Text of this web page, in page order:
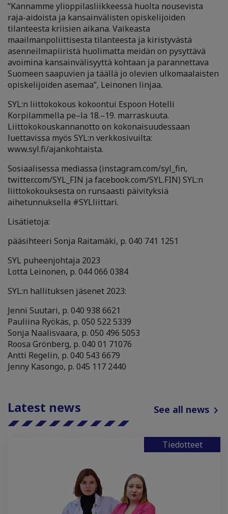
”Kannamme ylioppilasliikkeessä huolta nousevista
raja-aidoista ja kansainvälisten opiskelijoiden
tilanteesta kriisien aikana. Vaikeasta
maailmanpoliittisesta tilanteesta ja kiristyvästä
asenneilmapiiristä huolimatta meidän on pysyttävä
avoimina kansainvälisyyttä kohtaan ja parannettava
Suomeen saapuvien ja täällä jo olevien ulkomaalaisten
opiskelijoiden asemaa”, Leinonen linjaa.
SYL:n liittokokous kokoontui Espoon Hotelli
Korpilammella pe–la 18.–19. marraskuuta.
Liittokokouskannanotto on kokonaisuudessaan
luettavissa myös SYL:n verkkosivuilta:
www.syl.fi/ajankohtaista.
Sosiaalisessa mediassa (instagram.com/syl_fin,
twitter.com/SYL_FIN ja facebook.com/SYL.FIN) SYL:n
liittokokouksesta on runsaasti päivityksiä
aihetunnuksella #SYLliittari.
Lisätietoja:
pääsihteeri Sonja Raitamäki, p. 040 741 1251
SYL puheenjohtaja 2023
Lotta Leinonen, p. 044 066 0384
SYL:n hallituksen jäsenet 2023:
Jenni Suutari, p. 040 938 6621
Pauliina Ryökäs, p. 050 522 5339
Sonja Naalisvaara, p. 050 496 5053
Roosa Grönberg, p. 040 01 71076
Antti Regelin, p. 040 543 6679
Jenny Kasongo, p. 045 117 2440
Latest news See all news
Tiedotteet